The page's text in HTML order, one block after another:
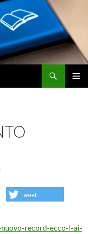
tweet
record-ecco-l-ai-